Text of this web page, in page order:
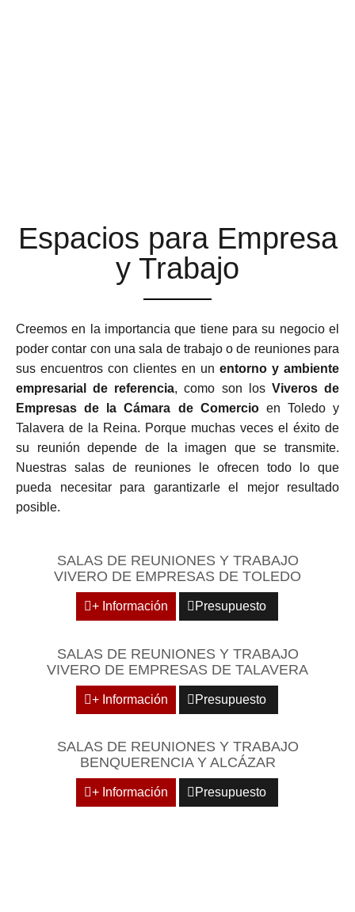
Espacios para Empresa
y Trabajo
Creemos en la importancia que tiene para su negocio el
poder contar con una sala de trabajo o de reuniones para
sus encuentros con clientes en un entorno y ambiente
empresarial de referencia, como son los Viveros de
Empresas de la Cámara de Comercioen Toledo y
Talavera de la Reina. Porque muchas veces el éxito de
su reunión depende de la imagen que se transmite.
Nuestras salas de reuniones le ofrecen todo lo que
pueda necesitar para garantizarle el mejor resultado
posible.
SALAS DE REUNIONES Y TRABAJO
VIVERO DE EMPRESAS DE TOLEDO
+ Información Presupuesto
SALAS DE REUNIONES Y TRABAJO
VIVERO DE EMPRESAS DE TALAVERA
+ Información Presupuesto
SALAS DE REUNIONES Y TRABAJO
BENQUERENCIA Y ALCÁZAR
+ Información Presupuesto